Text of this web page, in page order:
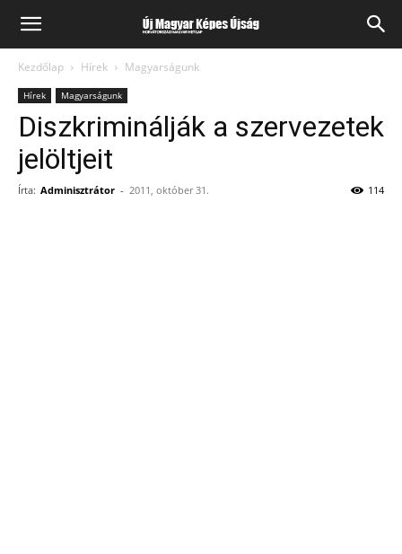
Kezdőlap Hírek Magyarságunk
Hírek Magyarságunk
Diszkriminálják a szervezetek
jelöltjeit
Írta: Adminisztrátor - 2011, október 31. 114